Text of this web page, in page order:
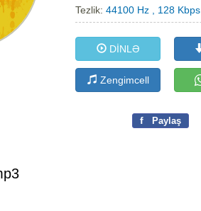
Tezlik: 44100 Hz , 128 Kbps
DİNLƏ
Zengimcell
f Paylaş